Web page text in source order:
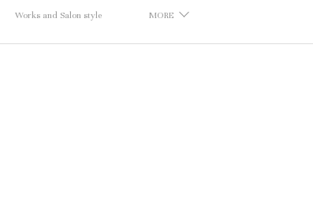
Works and Salon style MORE